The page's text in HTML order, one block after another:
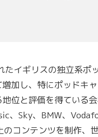
イギリスの独立系ポ
加し、特にポッドキ
位と評価を得ている
、Sky、BMW、
コンテンツを制作、